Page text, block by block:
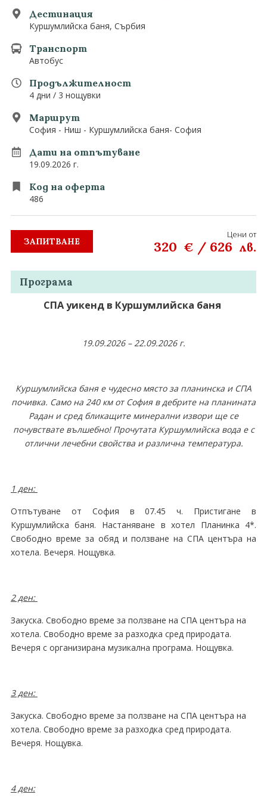
Екзотични
Последвайте ни
Дестинация
Куршумлийска баня, Сърбия
Транспорт
Автобус
Продължителност
4 дни / 3 нощувки
Маршрут
София - Ниш - Куршумлийска баня- София
Дати на отпътуване
19.09.2026 г.
Код на оферта
486
ЗАПИТВАНЕ
Цени от
320 € / 626 лв.
Програма
СПА уикенд в Куршумлийска баня
19.09.2026 – 22.09.2026 г.
Куршумлийска баня е чудесно място за планинска и СПА
почивка. Само на 240 км от София в дебрите на планината
Радан и сред бликащите минерални извори ще се
почувствате вълшебно! Прочутата Куршумлийска вода е с
отлични лечебни свойства и различна температура.
1 ден:
Отпътуване от София в 07.45 ч. Пристигане в
Куршумлийска баня. Настаняване в хотел Планинка 4*.
Свободно време за обяд и ползване на СПА центъра на
хотела. Вечеря. Нощувка.
2 ден:
Закуска. Свободно време за ползване на СПА центъра на
хотела. Свободно време за разходка сред природата.
Вечеря с организирана музикална програма. Нощувка.
3 ден:
Закуска. Свободно време за ползване на СПА центъра на
хотела. Свободно време за разходка сред природата.
Вечеря. Нощувка.
4 ден: